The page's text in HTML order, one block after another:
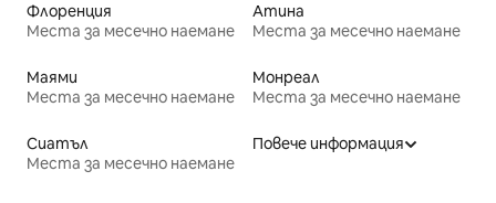
Флоренция
Места за месечно наемане
Атина
Места за месечно наемане
Маями
Места за месечно наемане
Монреал
Места за месечно наемане
Сиатъл
Места за месечно наемане
Повече информация